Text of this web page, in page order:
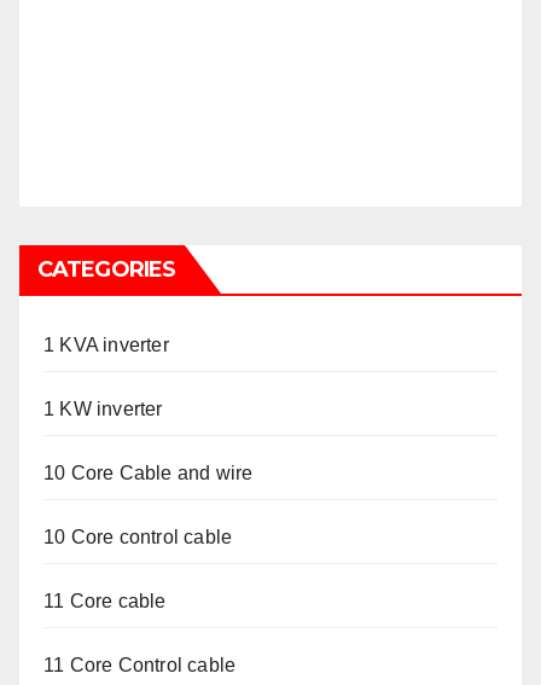
CATEGORIES
1 KVA inverter
1 KW inverter
10 Core Cable and wire
10 Core control cable
11 Core cable
11 Core Control cable